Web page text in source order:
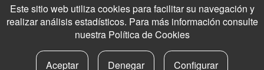
Mancomunidad | Altzaga | Arama | Ataun | Beasain | Ezkio-Itsaso
Gaintza | Idiazabal | Itsasondo
Segura | Urretxu | Zaldibia | Zegama | Zerain | Zumarraga
Este sitio web utiliza cookies para facilitar su navegación y
realizar análisis estadísticos. Para más información consulte
nuestra Política de Cookies
Aceptar Denegar Configurar